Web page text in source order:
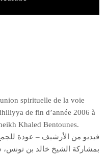
spirituelle de la voie
de fin d’année 2006 à
Khaled Bentounes.
بمشاركة الشيخ خالد بن تونس،